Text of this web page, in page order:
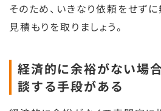
そのため、いきなり依頼をせず
見積もりを取りましょう。
経済的に余裕がない場
談する手段がある